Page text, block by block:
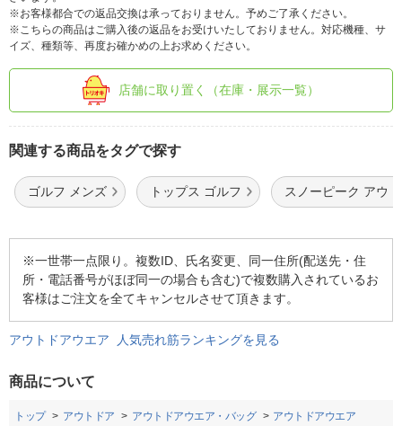
※お客様都合での返品交換は承っておりません。予めご了承ください。
※こちらの商品はご購入後の返品をお受けいたしておりません。対応機種、サ
イズ、種類等、再度お確かめの上お求めください。
店舗に取り置く（在庫・展示一覧）
関連する商品をタグで探す
ゴルフ メンズ トップス ゴルフ スノーピーク アウ
※一世帯一点限り。複数ID、氏名変更、同一住所(配送先・住
所・電話番号がほぼ同一の場合も含む)で複数購入されているお
客様はご注文を全てキャンセルさせて頂きます。
アウトドアウエア 人気売れ筋ランキングを見る
商品について
トップ アウトドア アウトドアウエア・バッグ アウトドアウエア